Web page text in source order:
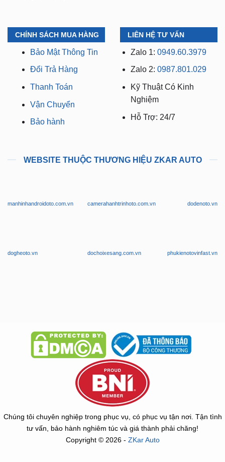
CHÍNH SÁCH MUA HÀNG
Bảo Mật Thông Tin
Đổi Trả Hàng
Thanh Toán
Vận Chuyển
Bảo hành
LIÊN HỆ TƯ VẤN
Zalo 1: 0949.60.3979
Zalo 2: 0987.801.029
Kỹ Thuật Có Kinh
Nghiệm
Hỗ Trợ: 24/7
WEBSITE THUỘC THƯƠNG HIỆU ZKAR AUTO
manhinhandroidoto.com.vn camerahanhtrinhoto.com.vn dodenoto.vn
dogheoto.vn dochoixesang.com.vn phukienotovinfast.vn
Chúng tôi chuyên nghiệp trong phục vụ, có phục vụ tận nơi. Tận tình
tư vấn, bảo hành nghiêm túc và giá thành phải chăng!
Copyright © 2026 - ZKar Auto